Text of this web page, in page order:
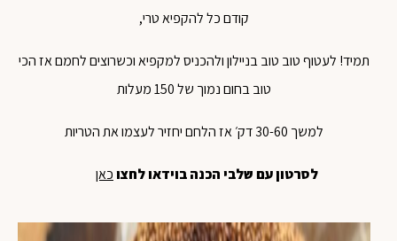
קודם כל להקפיא טרי,
תמיד! לעטוף טוב טוב בניילון ולהכניס למקפיא וכשרוצים לחמם אז הכי
טוב בחום נמוך של 150 מעלות
למשך 30-60 דק׳ אז הלחם יחזיר לעצמו את הטריות
לסרטון עם שלבי הכנה בוידאו לחצוכאן